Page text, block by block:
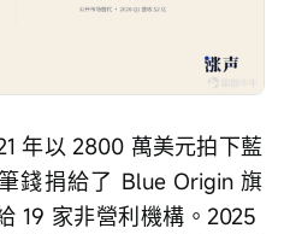
年以 2800 萬美元拍下藍
錢捐給了 Blue Origin 旗
19 家非營利機構。2025